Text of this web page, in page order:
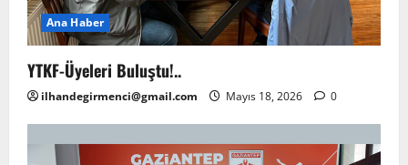
Ana Haber
YTKF-Üyeleri Buluştu!..
ilhandegirmenci@gmail.com Mayıs 18, 2026 0